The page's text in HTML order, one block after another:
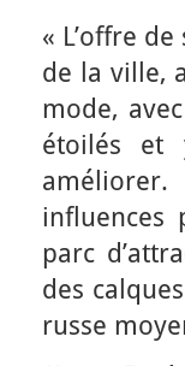
« L’offre
de la ville,
mode,
étoilés et
influences
parc
des
russe